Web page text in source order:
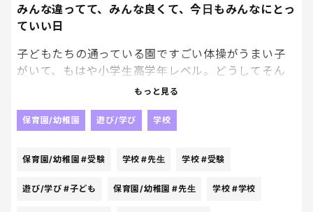
もせず大量に渡したの！？？
いたらしく、怒っているママさんもいた。
口にするモノって確認第一じゃないの？？
す、ってさ。
みんな違ってて、みんな良くて、今日もみんなにとっ
ていい日
子どもたちの通っている園ですごい体操がうまい子
がいて、もはや小学生高学年レベル。どうしてそん
なにうまいんだろうと思っていたら小学校受験をする
いといけないと聞いて...お母さんとその子で一緒に受
けど...我が家では無理だな。マットを見ると前回りを
されていたもん。色んなタイプがいるよね。みんな
もっと見る
保育園/幼稚園 遊び/学び 学校
保育園/幼稚園 #受験 学校 #先生 学校 #受験
遊び/学び #子ども 保育園/幼稚園 #先生 学校 #学校